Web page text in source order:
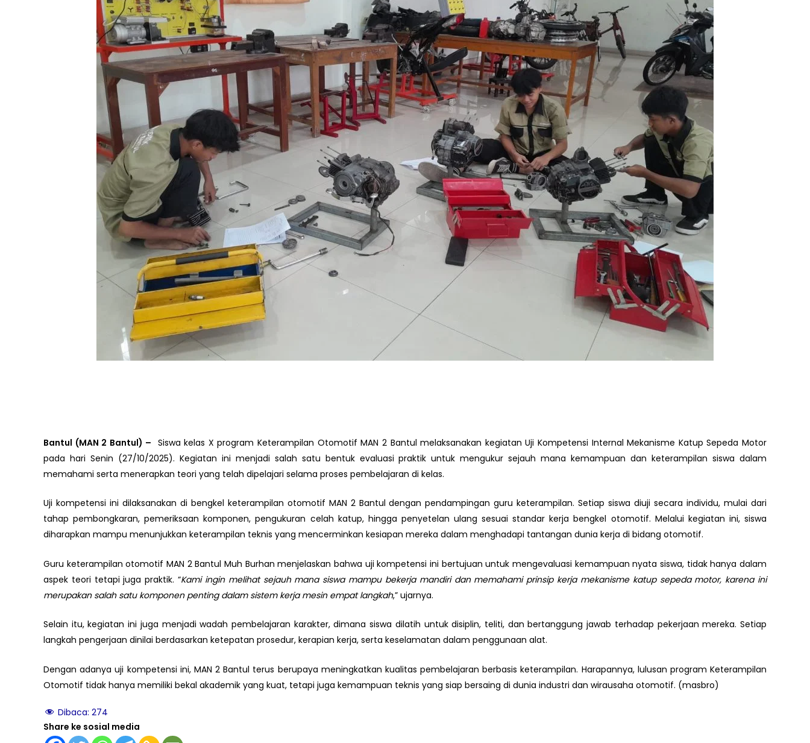
Bantul (MAN 2 Bantul) – Siswa kelas X program Keterampilan Otomotif MAN 2 Bantul melaksanakan kegiatan Uji Kompetensi Internal Mekanisme Katup Sepeda Motor
pada hari Senin (27/10/2025). Kegiatan ini menjadi salah satu bentuk evaluasi praktik untuk mengukur sejauh mana kemampuan dan keterampilan siswa dalam
memahami serta menerapkan teori yang telah dipelajari selama proses pembelajaran di kelas.
Uji kompetensi ini dilaksanakan di bengkel keterampilan otomotif MAN 2 Bantul dengan pendampingan guru keterampilan. Setiap siswa diuji secara individu, mulai dari
tahap pembongkaran, pemeriksaan komponen, pengukuran celah katup, hingga penyetelan ulang sesuai standar kerja bengkel otomotif. Melalui kegiatan ini, siswa
diharapkan mampu menunjukkan keterampilan teknis yang mencerminkan kesiapan mereka dalam menghadapi tantangan dunia kerja di bidang otomotif.
Guru keterampilan otomotif MAN 2 Bantul Muh Burhan menjelaskan bahwa uji kompetensi ini bertujuan untuk mengevaluasi kemampuan nyata siswa, tidak hanya dalam
aspek teori tetapi juga praktik. “Kami ingin melihat sejauh mana siswa mampu bekerja mandiri dan memahami prinsip kerja mekanisme katup sepeda motor, karena ini
merupakan salah satu komponen penting dalam sistem kerja mesin empat langkah,” ujarnya.
Selain itu, kegiatan ini juga menjadi wadah pembelajaran karakter, dimana siswa dilatih untuk disiplin, teliti, dan bertanggung jawab terhadap pekerjaan mereka. Setiap
langkah pengerjaan dinilai berdasarkan ketepatan prosedur, kerapian kerja, serta keselamatan dalam penggunaan alat.
Dengan adanya uji kompetensi ini, MAN 2 Bantul terus berupaya meningkatkan kualitas pembelajaran berbasis keterampilan. Harapannya, lulusan program Keterampilan
Otomotif tidak hanya memiliki bekal akademik yang kuat, tetapi juga kemampuan teknis yang siap bersaing di dunia industri dan wirausaha otomotif. (masbro)
Dibaca: 274
Share ke sosial media